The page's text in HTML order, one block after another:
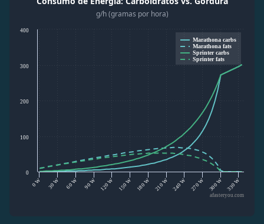
g/h (gramas por hora)
0 W 30 W 60 W 90 W 120 W 150 W 180 W 210 W 240 W 270 W 300 W 330 W
0
100
200
300
400
Marathona carbs
Marathona fats
Sprinter carbs
Sprinter fats
afasteryou.com